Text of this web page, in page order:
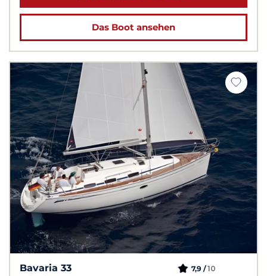
Das Boot ansehen
Bavaria 33 7,9 /10